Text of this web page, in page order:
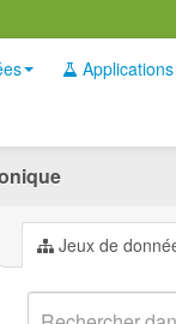
Applications
Jeux de